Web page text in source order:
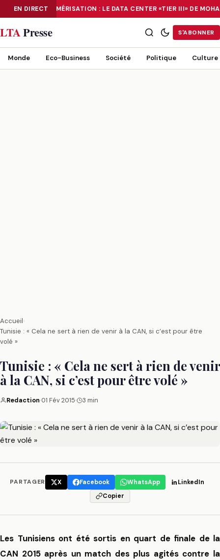
EN DIRECTNUMÉRISATION : LE DATA CENTER «TIER III» DE
NUMÉRISATION : LE DATA CENTER «TIER III» DE MOHAMMADIA, UN
LTAPresse S'ABONNER
Monde Eco-Business Société Politique Culture
Accueil›
Tunisie : « Cela ne sert à rien de venir à la CAN, si c’est pour être
volé »
Tunisie : « Cela ne sert à rien de venir
à la CAN, si c’est pour être volé »
Redaction·01 Fév 2015· 3 min
PARTAGER X Facebook WhatsApp
LinkedIn
Copier
Les Tunisiens ont été sortis en quart de finale de la
CAN 2015 après un match des plus agités contre la